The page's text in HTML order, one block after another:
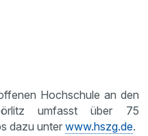
Hochschule an den
umfasst über 75
dazu unterwww.hszg.de.